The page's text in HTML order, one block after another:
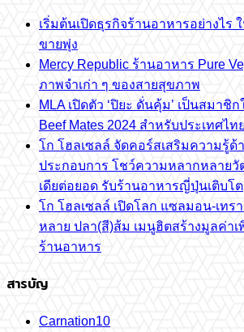
เริ่มต้นเปิดธุรกิจร้านอาหารอย่างไร
ขายพุ่ง
Mercy Republic ร้านอาหาร Pure
ภาพจำเก่า ๆ ของสายสุขภาพ
MLA เปิดตัว ‘ปิยะ ดั่นคุ้ม’ เป็นสมาชิ
Beef Mates 2024 สำหรับประเทศไทย
โก โฮลเซลล์ จัดคอร์สเสริมความรู้
ประกอบการ โชว์ความหลากหลายวั
เดียต่อยอด รับร้านอาหารญี่ปุ่นเติบโต
โก โฮลเซลล์ เปิดโลก แซลมอน-เทร
หลาย ปลา(สี)ส้ม เมนูฮิตสร้างมูลค่าเ
ร้านอาหาร
สารบัญ
Carnation10